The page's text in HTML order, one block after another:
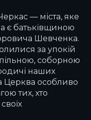
— міста, яке
є батьківщиною
Шевченка.
за упокій
соборною
наших
Церква особливо
тих, хто